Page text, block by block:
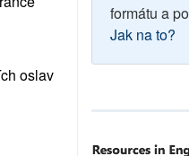
oslav
formátu a
Jak na to?